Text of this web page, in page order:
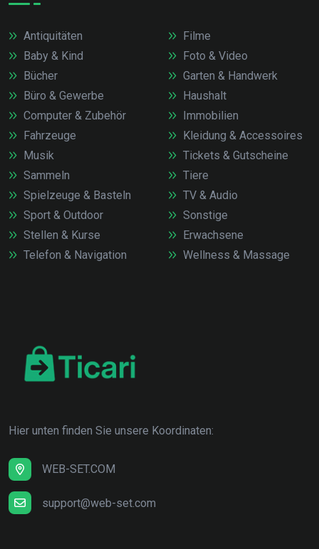
Antiquitäten
Baby & Kind
Bücher
Büro & Gewerbe
Computer & Zubehör
Fahrzeuge
Filme
Foto & Video
Garten & Handwerk
Haushalt
Immobilien
Kleidung & Accessoires
Musik
Sammeln
Spielzeuge & Basteln
Sport & Outdoor
Stellen & Kurse
Telefon & Navigation
Tickets & Gutscheine
Tiere
TV & Audio
Sonstige
Erwachsene
Wellness & Massage
Hier unten finden Sie unsere Koordinaten:
WEB-SET.COM
support@web-set.com